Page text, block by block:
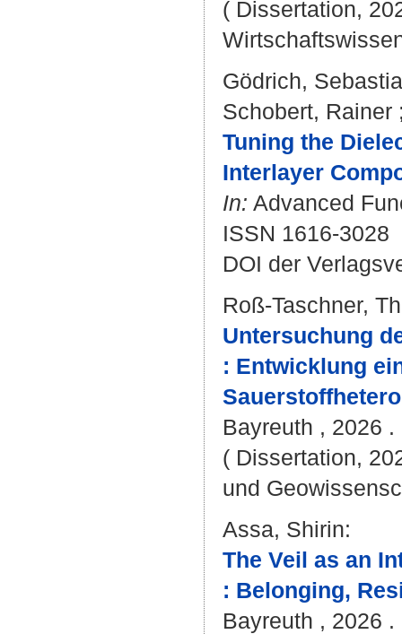
( Dissertation,
Gödrich,
Schobert, Rainer
Tuning the
Interlayer
In: Advanced
ISSN 1616-3028
DOI der
Roß-Taschner,
Untersuchung
: Entwicklung
Bayreuth , 2026
( Dissertation,
und
Assa, Shirin:
The Veil as an
: Belonging,
Bayreuth , 2026